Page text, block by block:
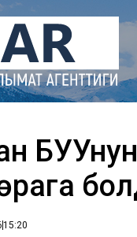
15:20